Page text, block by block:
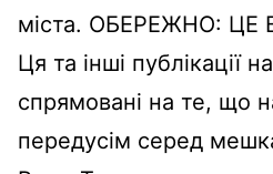
міста. ОБЕРЕЖНО:
Ця та інші публікації
спрямовані на те, що
передусім серед